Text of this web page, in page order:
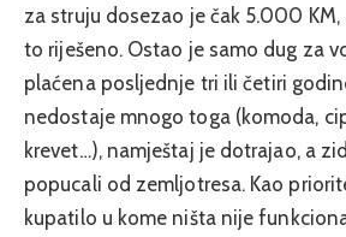
za struju dosezao je čak 5.000 KM,
to riješeno. Ostao je samo dug za
plaćena posljednje tri ili četiri
nedostaje mnogo toga (komoda,
krevet…), namještaj je dotrajao, a
popucali od zemljotresa. Kao
kupatilo u kome ništa nije